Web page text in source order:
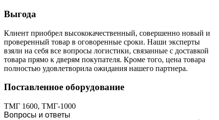
Выгода
Клиент приобрел высококачественный, совершенно новый и
проверенный товар в оговоренные сроки. Наши эксперты
взяли на себя все вопросы логистики, связанные с доставкой
товара прямо к дверям покупателя. Кроме того, цена товара
полностью удовлетворила ожидания нашего партнера.
Поставленное оборудование
ТМГ 1600, ТМГ-1000
Вопросы и ответы